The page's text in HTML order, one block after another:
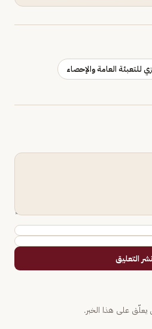
للتعبئة العامة والإحصاء
نشر التعليق
على هذا الخبر.